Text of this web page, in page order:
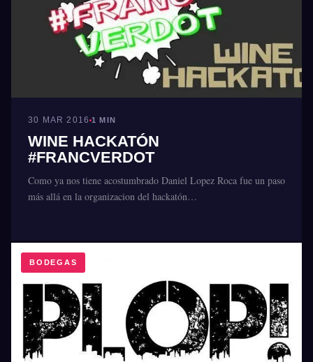
30 MAR 2016 1 MIN
WINE HACKATÓN
#FRANCVERDOT
Como ya nos tiene acostumbrado Daniel Lopez Roca fue un paso
más allá en la organizacion del hackatón…
BODEGAS